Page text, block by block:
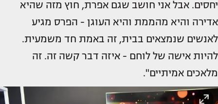
יחסים. אבל אני חושב שגם אפרת, חוץ מזה שהיא
אדירה והיא מהממת והיא העוגן - הפרס מגיע
לאנשים שנמצאים בבית, זה באמת חד משמעית.
להיות אישה של לוחם - איזה דבר קשה זה. זה
מלאכים אמיתיים".